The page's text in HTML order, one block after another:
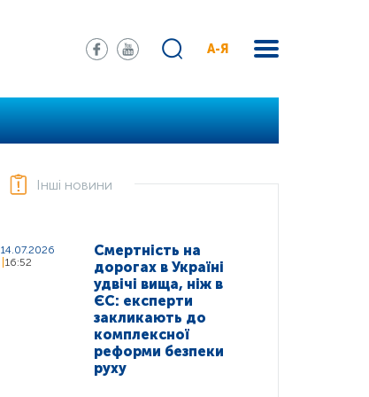
А-Я
Інші новини
14.07.2026
16:52
Смертність на
дорогах в Україні
удвічі вища, ніж в
ЄС: експерти
закликають до
комплексної
реформи безпеки
руху